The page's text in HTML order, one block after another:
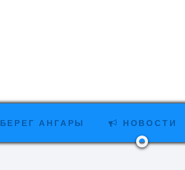
БЕРЕГ АНГАРЫ НОВОСТИ